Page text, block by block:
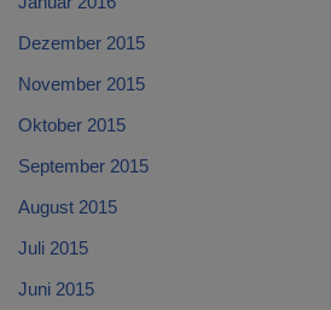
Dezember 2015
November 2015
Oktober 2015
September 2015
August 2015
Juli 2015
Juni 2015